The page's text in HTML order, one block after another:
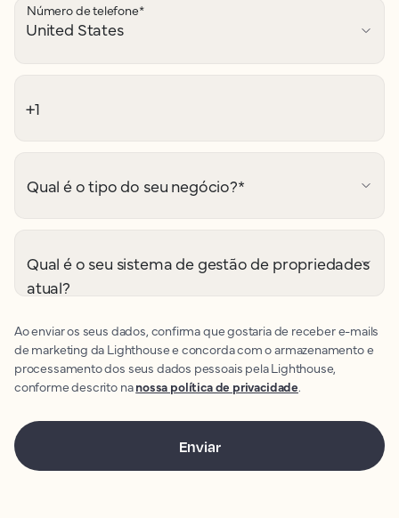
Número de telefone*
Qual é o tipo do seu negócio?*
Qual é o seu sistema de gestão de propriedades
atual?
Ao enviar os seus dados, confirma que gostaria de receber e-mails
de marketing da Lighthouse e concorda com o armazenamento e
processamento dos seus dados pessoais pela Lighthouse,
conforme descrito nanossa política de privacidade.